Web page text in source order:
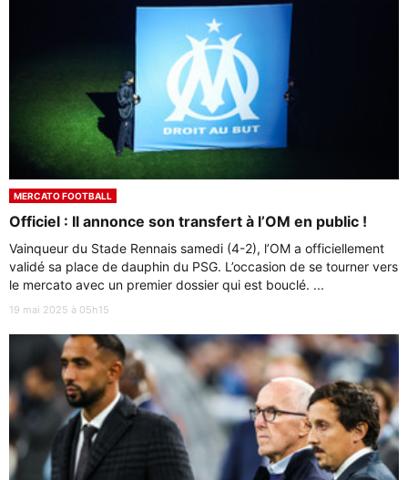
MERCATO FOOTBALL
Officiel : Il annonce son transfert à l’OM en public !
Vainqueur du Stade Rennais samedi (4-2), l’OM a officiellement
validé sa place de dauphin du PSG. L’occasion de se tourner vers
le mercato avec un premier dossier qui est bouclé. ...
19 mai 2025 à 05h15